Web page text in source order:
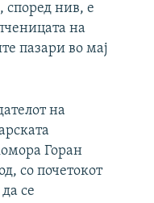
според нив, е
на
пазари во мај
на
Горан
со почетокот
се